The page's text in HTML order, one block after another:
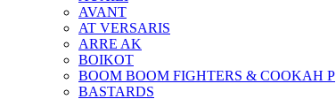
AVANT
AT VERSARIS
ARRE AK
BOIKOT
BOOM BOOM FIGHTERS & COOKAH P
BASTARDS